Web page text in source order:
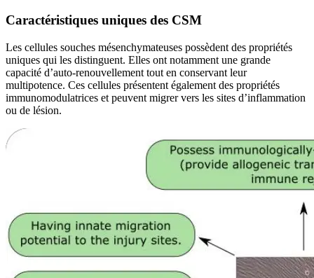
Caractéristiques uniques des CSM
Les cellules souches mésenchymateuses possèdent des propriétés
uniques qui les distinguent. Elles ont notamment une grande
capacité d’auto-renouvellement tout en conservant leur
multipotence. Ces cellules présentent également des propriétés
immunomodulatrices et peuvent migrer vers les sites d’inflammation
ou de lésion.